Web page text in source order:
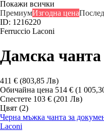
Покажи всички
ПремиумИзгодна цена
ID: 1216220
Ferruccio Laconi
Дамска чанта
411 € (803,85 Лв)
Обичайна цена 514 € (1
Спестете 103 € (201 Лв)
Цвят (2)
Черна мъжка чанта за
Laconi